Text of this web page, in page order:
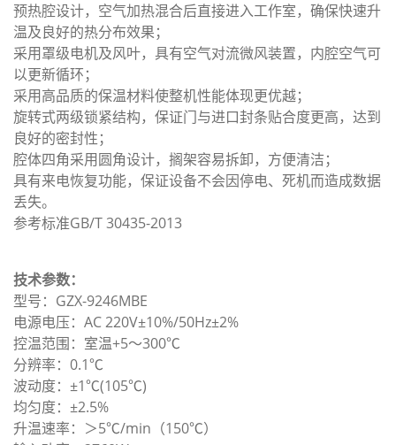
预热腔设计，空气加热混合后直接进入工作室，确保快速升
温及良好的热分布效果；
采用罩级电机及风叶，具有空气对流微风装置，内腔空气可
以更新循环；
采用高品质的保温材料使整机性能体现更优越；
旋转式两级锁紧结构，保证门与进口封条贴合度更高，达到
良好的密封性；
腔体四角采用圆角设计，搁架容易拆卸，方便清洁；
具有来电恢复功能，保证设备不会因停电、死机而造成数据
丢失。
参考标准GB/T 30435-2013
技术参数：
型号：GZX-9246MBE
电源电压：AC 220V±10%/50Hz±2%
控温范围：室温+5～300℃
分辨率：0.1℃
波动度：±1℃(105℃)
均匀度：±2.5%
升温速率：＞5℃/min（150℃）